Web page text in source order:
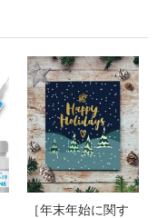
［年末年始に関す